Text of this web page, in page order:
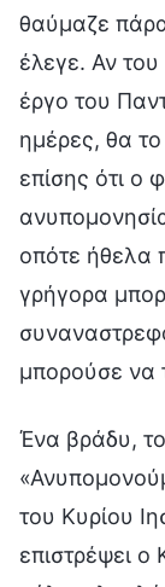
θαύμαζε
έλεγε. Αν
έργο του
ημέρες, θα
επίσης ότι ο
οπότε ήθελα
γρήγορα
μπορούσε να
Ένα βράδυ,
του Κυρίου
επιστρέψει